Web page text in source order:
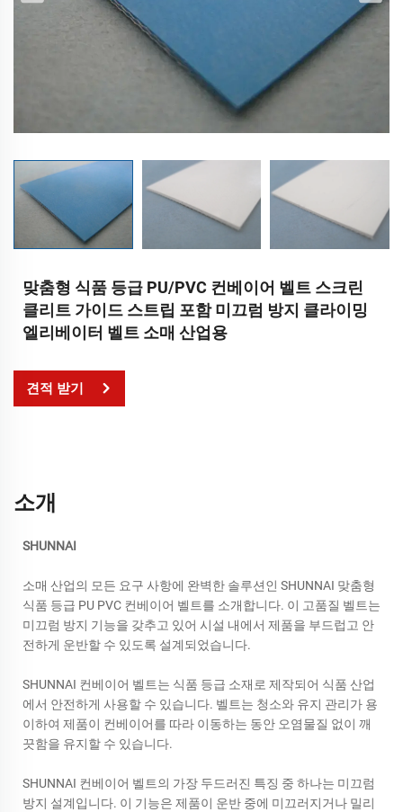
맞춤형 식품 등급 PU/PVC 컨베이어 벨트 스크린
클리트 가이드 스트립 포함 미끄럼 방지 클라이밍
엘리베이터 벨트 소매 산업용
견적 받기
소개
SHUNNAI
소매 산업의 모든 요구 사항에 완벽한 솔루션인 SHUNNAI 맞춤형
식품 등급 PU PVC 컨베이어 벨트를 소개합니다. 이 고품질 벨트는
미끄럼 방지 기능을 갖추고 있어 시설 내에서 제품을 부드럽고 안
전하게 운반할 수 있도록 설계되었습니다.
SHUNNAI 컨베이어 벨트는 식품 등급 소재로 제작되어 식품 산업
에서 안전하게 사용할 수 있습니다. 벨트는 청소와 유지 관리가 용
이하여 제품이 컨베이어를 따라 이동하는 동안 오염물질 없이 깨
끗함을 유지할 수 있습니다.
SHUNNAI 컨베이어 벨트의 가장 두드러진 특징 중 하나는 미끄럼
방지 설계입니다. 이 기능은 제품이 운반 중에 미끄러지거나 밀리